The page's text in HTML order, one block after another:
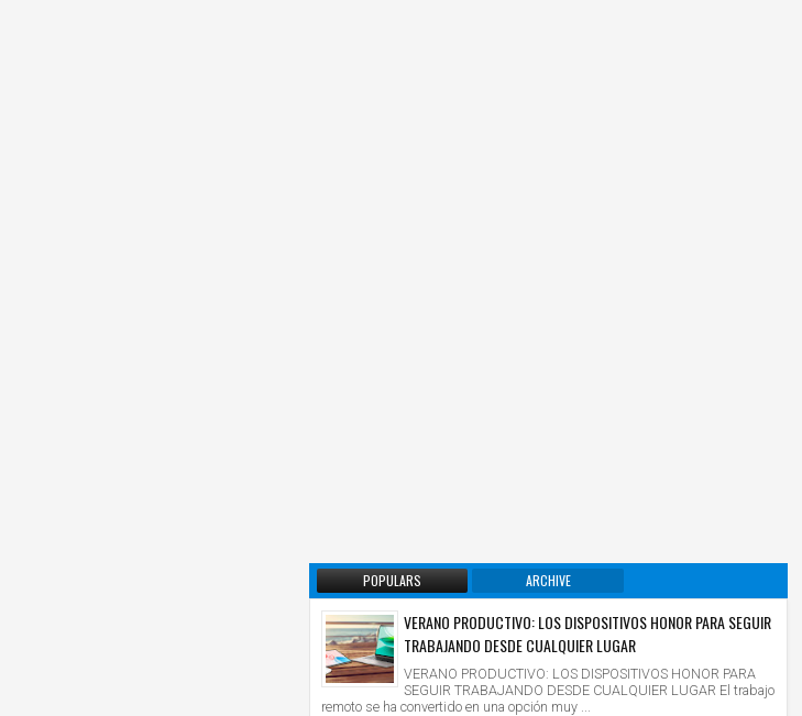
POPULARS ARCHIVE
VERANO PRODUCTIVO: LOS DISPOSITIVOS HONOR PARA SEGUIR
TRABAJANDO DESDE CUALQUIER LUGAR
VERANO PRODUCTIVO: LOS DISPOSITIVOS HONOR PARA
SEGUIR TRABAJANDO DESDE CUALQUIER LUGAR El trabajo
remoto se ha convertido en una opción muy ...